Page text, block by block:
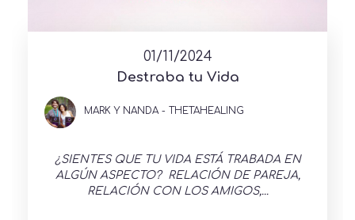
01/11/2024
Destraba tu Vida
MARK Y NANDA - THETAHEALING
¿SIENTES QUE TU VIDA ESTÁ TRABADA EN
ALGÚN ASPECTO? RELACIÓN DE PAREJA,
RELACIÓN CON LOS AMIGOS,...